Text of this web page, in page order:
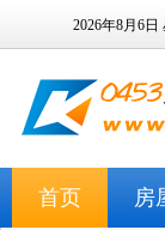
2026年8月6日
首页 房